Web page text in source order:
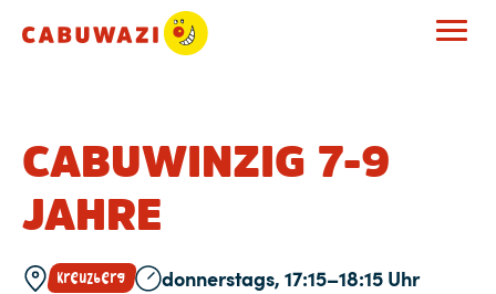
CABUWINZIG 7-9
JAHRE
Kreuzberg donnerstags, 17:15–18:15 Uhr